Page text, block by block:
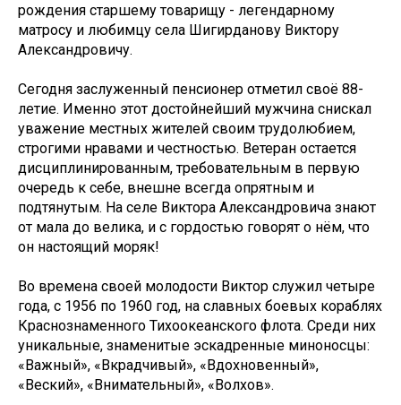
рождения старшему товарищу - легендарному
матросу и любимцу села Шигирданову Виктору
Александровичу.
Сегодня заслуженный пенсионер отметил своё 88-
летие. Именно этот достойнейший мужчина снискал
уважение местных жителей своим трудолюбием,
строгими нравами и честностью. Ветеран остается
дисциплинированным, требовательным в первую
очередь к себе, внешне всегда опрятным и
подтянутым. На селе Виктора Александровича знают
от мала до велика, и с гордостью говорят о нём, что
он настоящий моряк!
Во времена своей молодости Виктор служил четыре
года, с 1956 по 1960 год, на славных боевых кораблях
Краснознаменного Тихоокеанского флота. Среди них
уникальные, знаменитые эскадренные миноносцы:
«Важный», «Вкрадчивый», «Вдохновенный»,
«Веский», «Внимательный», «Волхов».